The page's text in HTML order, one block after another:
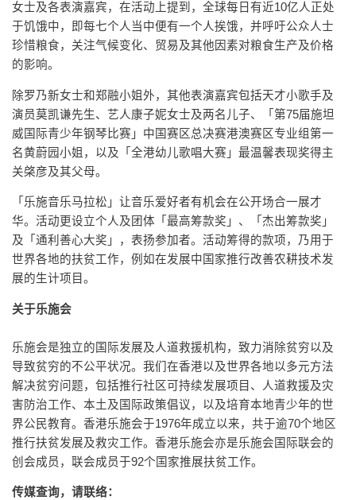
女士及各表演嘉宾，在活动上提到，全球每日有近10亿人正处
于饥饿中，即每七个人当中便有一个人挨饿，并呼吁公众人士
珍惜粮食，关注气候变化、贸易及其他因素对粮食生产及价格
的影响。
除罗乃新女士和郑融小姐外，其他表演嘉宾包括天才小歌手及
演员莫凯谦先生、艺人康子妮女士及两名儿子、「第75届施坦
威国际青少年钢琴比赛」中国赛区总决赛港澳赛区专业组第一
名黄蔚园小姐，以及「全港幼儿歌唱大赛」最温馨表现奖得主
关棨彦及其父母。
「乐施音乐马拉松」让音乐爱好者有机会在公开场合一展才
华。活动更设立个人及团体「最高筹款奖」、「杰出筹款奖」
及「通利善心大奖」，表扬参加者。活动筹得的款项，乃用于
世界各地的扶贫工作，例如在发展中国家推行改善农耕技术发
展的生计项目。
关于乐施会
乐施会是独立的国际发展及人道救援机构，致力消除贫穷以及
导致贫穷的不公平状况。我们在香港以及世界各地以多元方法
解决贫穷问题，包括推行社区可持续发展项目、人道救援及灾
害防治工作、本土及国际政策倡议，以及培育本地青少年的世
界公民教育。香港乐施会于1976年成立以来，共于逾70个地区
推行扶贫发展及救灾工作。香港乐施会亦是乐施会国际联会的
创会成员，联会成员于92个国家推展扶贫工作。
传媒查询，请联络：